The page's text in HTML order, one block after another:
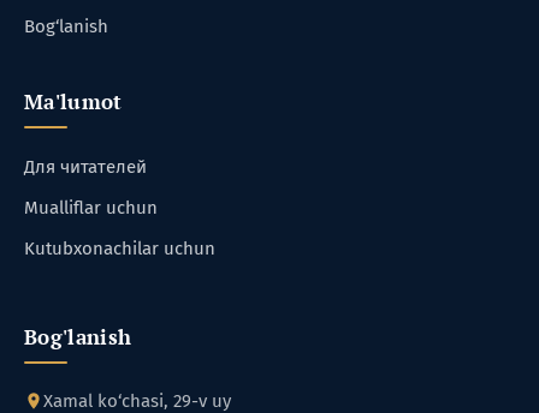
Bog‘lanish
Ma'lumot
Для читателей
Mualliflar uchun
Kutubxonachilar uchun
Bog'lanish
Xamal ko‘chasi, 29-v uy